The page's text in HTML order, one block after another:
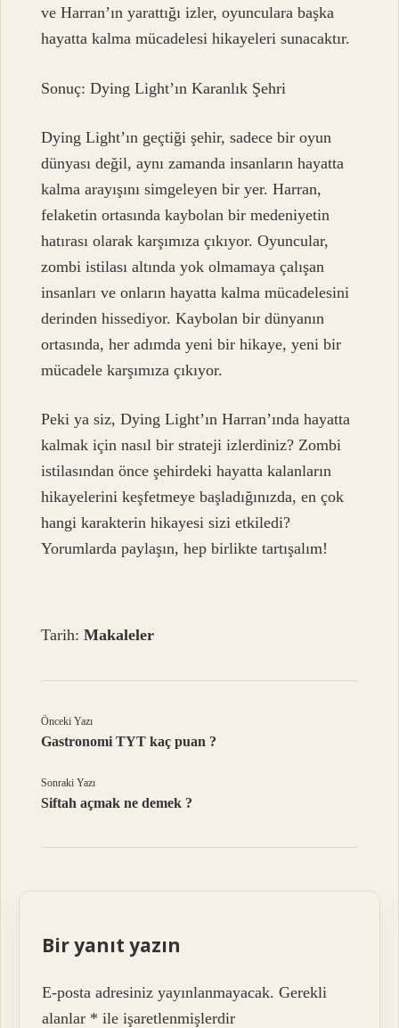
ve Harran’ın yarattığı izler, oyunculara başka
hayatta kalma mücadelesi hikayeleri sunacaktır.
Sonuç: Dying Light’ın Karanlık Şehri
Dying Light’ın geçtiği şehir, sadece bir oyun
dünyası değil, aynı zamanda insanların hayatta
kalma arayışını simgeleyen bir yer. Harran,
felaketin ortasında kaybolan bir medeniyetin
hatırası olarak karşımıza çıkıyor. Oyuncular,
zombi istilası altında yok olmamaya çalışan
insanları ve onların hayatta kalma mücadelesini
derinden hissediyor. Kaybolan bir dünyanın
ortasında, her adımda yeni bir hikaye, yeni bir
mücadele karşımıza çıkıyor.
Peki ya siz, Dying Light’ın Harran’ında hayatta
kalmak için nasıl bir strateji izlerdiniz? Zombi
istilasından önce şehirdeki hayatta kalanların
hikayelerini keşfetmeye başladığınızda, en çok
hangi karakterin hikayesi sizi etkiledi?
Yorumlarda paylaşın, hep birlikte tartışalım!
Tarih:Makaleler
Önceki Yazı
Gastronomi TYT kaç puan ?
Sonraki Yazı
Siftah açmak ne demek ?
Bir yanıt yazın
E-posta adresiniz yayınlanmayacak. Gerekli
alanlar * ile işaretlenmişlerdir